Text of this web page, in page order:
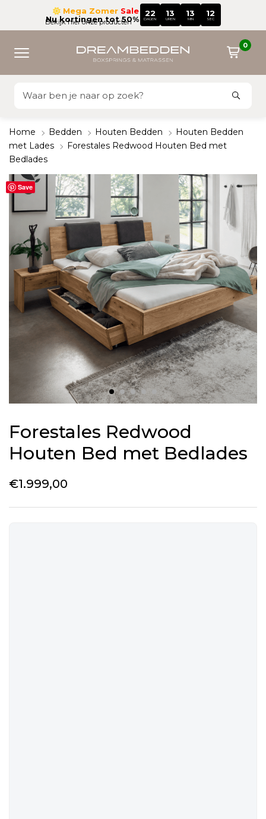
Mega Zomer Sale
Nu kortingen tot 50%
22
DAGEN
13
UREN
13
MIN
12
SEC
Bekijk hier onze producten
0
Home Bedden Houten Bedden
Houten Bedden
met Lades
Forestales Redwood Houten Bed met
Bedlades
Save
Forestales Redwood
Houten Bed met Bedlades
€1.999,00